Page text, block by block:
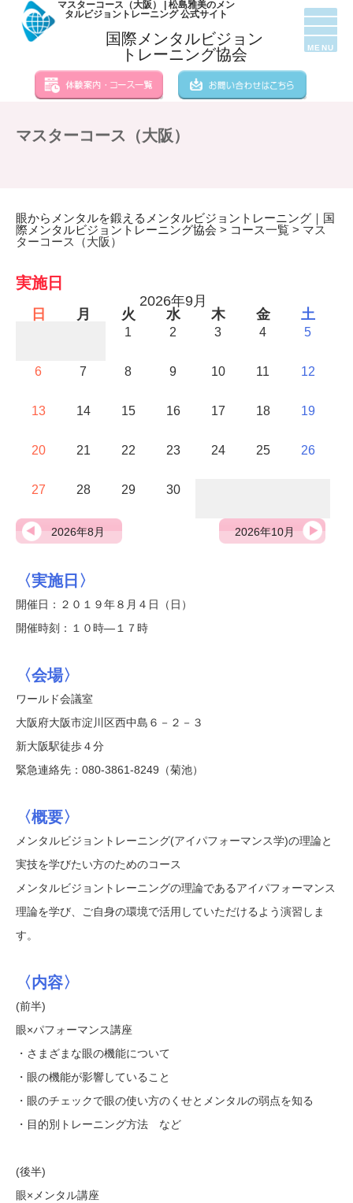
マスターコース（大阪） | 松島雅美のメン
タルビジョントレーニング 公式サイト
国際メンタルビジョン
トレーニング協会
MENU
マスターコース（大阪）
眼からメンタルを鍛えるメンタルビジョントレーニング｜国
際メンタルビジョントレーニング協会 > コース一覧 > マス
ターコース（大阪）
実施日
2026年9月
日
月 火 水 木 金 土
1 2 3 4 5
6 7 8 9 10 11 12
13 14 15 16 17 18 19
20 21 22 23 24 25 26
27 28 29 30
2026年8月 2026年10月
〈実施日〉
開催日：２０１９年８月４日（日）
開催時刻：１０時―１７時
〈会場〉
ワールド会議室
大阪府大阪市淀川区西中島６－２－３
新大阪駅徒歩４分
緊急連絡先：080-3861-8249（菊池）
〈概要〉
メンタルビジョントレーニング(アイパフォーマンス学)の理論と
実技を学びたい方のためのコース
メンタルビジョントレーニングの理論であるアイパフォーマンス
理論を学び、ご自身の環境で活用していただけるよう演習しま
す。
〈内容〉
(前半)
眼×パフォーマンス講座
・さまざまな眼の機能について
・眼の機能が影響していること
・眼のチェックで眼の使い方のくせとメンタルの弱点を知る
・目的別トレーニング方法 など
(後半)
眼×メンタル講座